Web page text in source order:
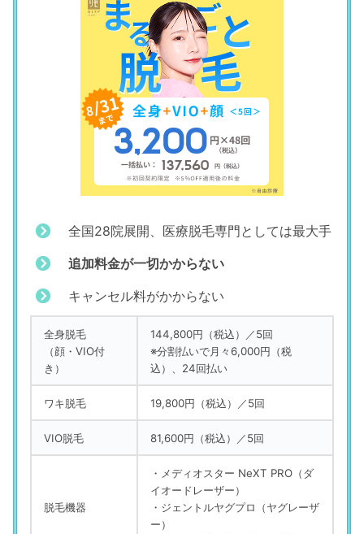
全国28院展開、医療脱毛専門としては最大手
追加料金が一切かからない
キャンセル料がかからない
全身脱毛
（顔・VIO付
き）
144,800円（税込）／5回
※分割払いで月々6,000円（税
込）、24回払い
ワキ脱毛 19,800円（税込）／5回
VIO脱毛 81,600円（税込）／5回
脱毛機器
・メディオスター NeXT PRO（ダ
イオードレーザー）
・ジェントルヤグプロ（ヤグレーザ
ー）